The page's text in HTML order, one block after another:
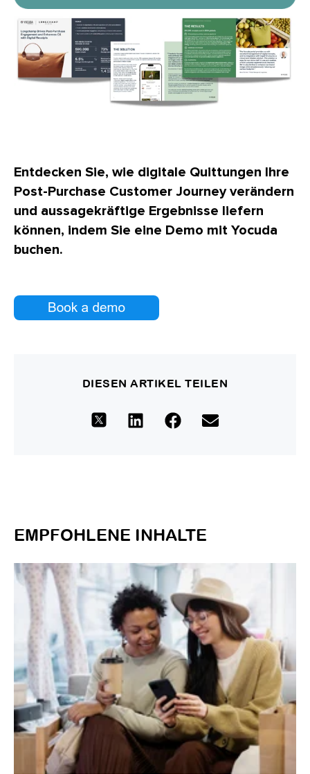
Entdecken Sie, wie digitale Quittungen Ihre
Post-Purchase Customer Journey verändern
und aussagekräftige Ergebnisse liefern
können, indem Sie eine Demo mit Yocuda
buchen.
DIESEN ARTIKEL TEILEN
EMPFOHLENE INHALTE